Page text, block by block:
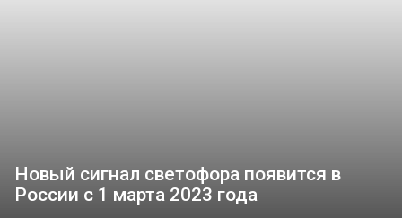
Новый сигнал светофора появится в
России с 1 марта 2023 года